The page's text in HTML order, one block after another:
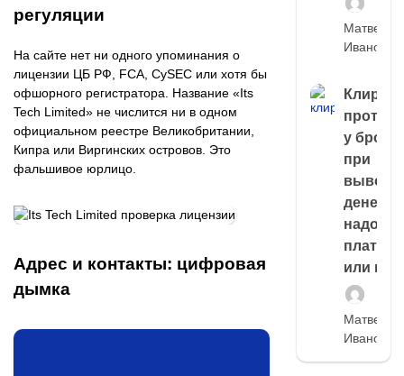
регуляции
На сайте нет ни одного упоминания о
лицензии ЦБ РФ, FCA, CySEC или хотя бы
офшорного регистратора. Название «Its
Tech Limited» не числится ни в одном
официальном реестре Великобритании,
Кипра или Виргинских островов. Это
фальшивое юрлицо.
Адрес и контакты: цифровая
дымка
Матвей
Иванов
Клиринг
у
при
выводе
денег,
надо
платить
или
Матвей
Иванов